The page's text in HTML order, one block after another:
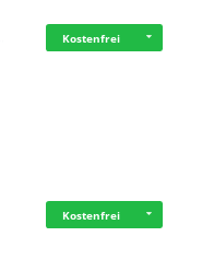
Kostenfrei
Kostenfrei